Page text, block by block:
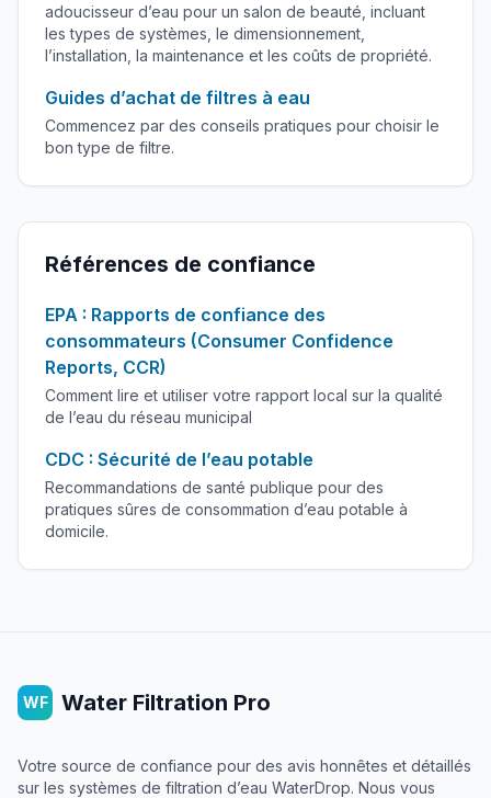
adoucisseur d’eau pour un salon de beauté, incluant
les types de systèmes, le dimensionnement,
l’installation, la maintenance et les coûts de propriété.
Guides d’achat de filtres à eau
Commencez par des conseils pratiques pour choisir le
bon type de filtre.
Références de confiance
EPA : Rapports de confiance des
consommateurs (Consumer Confidence
Reports, CCR)
Comment lire et utiliser votre rapport local sur la qualité
de l’eau du réseau municipal
CDC : Sécurité de l’eau potable
Recommandations de santé publique pour des
pratiques sûres de consommation d’eau potable à
domicile.
WF Water Filtration Pro
Votre source de confiance pour des avis honnêtes et détaillés
sur les systèmes de filtration d’eau WaterDrop. Nous vous